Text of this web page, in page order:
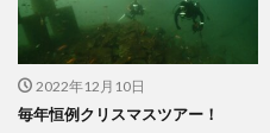
2022年12月10日
毎年恒例クリスマスツアー！